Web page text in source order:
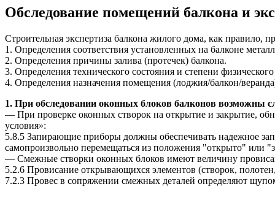
Обследование помещений балкона и
Строительная экспертиза балкона жилого дома, как правило,
1. Определения соответствия установленных на балконе
2. Определения причины залива (протечек) балкона.
3. Определения технического состояния и степени
4. Определения назначения помещения (лоджия/балкон/
1. При обследовании оконных блоков балконов возможны
— При проверке оконных створок на открытие и закрытие,
условия»:
5.8.5 Запирающие приборы должны обеспечивать надежное
самопроизвольно перемещаться из положения "открыто" или
— Смежные створки оконных блоков имеют величину
5.2.6 Провисание открывающихся элементов (створок,
7.2.3 Провес в сопряжении смежных деталей определяют